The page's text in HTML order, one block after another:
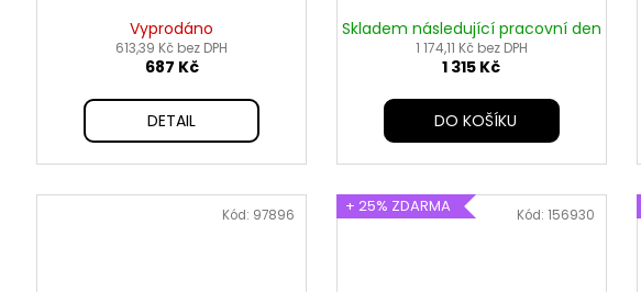
Vyprodáno
613,39 Kč bez DPH
687 Kč
DETAIL
Skladem následující pracovní den
1 174,11 Kč bez DPH
1 315 Kč
DO KOŠÍKU
Kód: 97896 + 25% ZDARMA Kód: 156930